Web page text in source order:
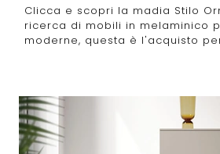
Clicca e scopri la madia Stilo
ricerca di mobili in melaminico
moderne, questa è l'acquisto